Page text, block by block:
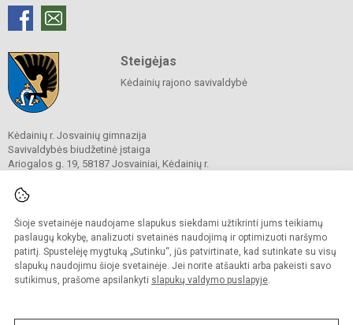
Šioje svetainėje naudojame slapukus siekdami užtikrinti jums teikiamų
paslaugų kokybę, analizuoti svetainės naudojimą ir optimizuoti naršymo
patirtį. Spustelėję mygtuką „Sutinku“, jūs patvirtinate, kad sutinkate su visų
slapukų naudojimu šioje svetainėje. Jei norite atšaukti arba pakeisti savo
sutikimus, prašome apsilankyti slapukų valdymo puslapyje.
Steigėjas
Kėdainių rajono savivaldybė
Kėdainių r. Josvainių gimnazija
Savivaldybės biudžetinė įstaiga
Ariogalos g. 19, 58187 Josvainiai, Kėdainių r.
El. p.
Duomenys kaupiami ir saugomi
Juridinių asmenų registre
Įmonės kodas 191018728
Kopijuoti turinį be raštiško gimnazijos sutikimo griežtai draudžiama.